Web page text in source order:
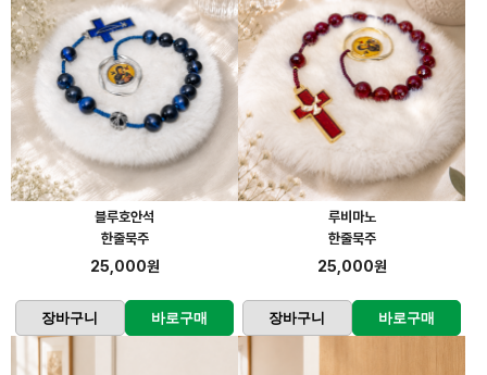
블루호안석
한줄묵주
25,000원
장바구니 바로구매
루비마노
한줄묵주
25,000원
장바구니 바로구매